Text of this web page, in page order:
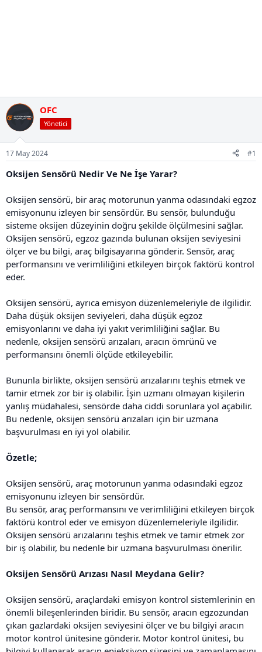
OFC
Yönetici
17 May 2024 #1
Oksijen Sensörü Nedir Ve Ne İşe Yarar?
Oksijen sensörü, bir araç motorunun yanma odasındaki egzoz
emisyonunu izleyen bir sensördür. Bu sensör, bulunduğu
sisteme oksijen düzeyinin doğru şekilde ölçülmesini sağlar.
Oksijen sensörü, egzoz gazında bulunan oksijen seviyesini
ölçer ve bu bilgi, araç bilgisayarına gönderir. Sensör, araç
performansını ve verimliliğini etkileyen birçok faktörü kontrol
eder.
Oksijen sensörü, ayrıca emisyon düzenlemeleriyle de ilgilidir.
Daha düşük oksijen seviyeleri, daha düşük egzoz
emisyonlarını ve daha iyi yakıt verimliliğini sağlar. Bu
nedenle, oksijen sensörü arızaları, aracın ömrünü ve
performansını önemli ölçüde etkileyebilir.
Bununla birlikte, oksijen sensörü arızalarını teşhis etmek ve
tamir etmek zor bir iş olabilir. İşin uzmanı olmayan kişilerin
yanlış müdahalesi, sensörde daha ciddi sorunlara yol açabilir.
Bu nedenle, oksijen sensörü arızaları için bir uzmana
başvurulması en iyi yol olabilir.
Özetle;
Oksijen sensörü, araç motorunun yanma odasındaki egzoz
emisyonunu izleyen bir sensördür.
Bu sensör, araç performansını ve verimliliğini etkileyen birçok
faktörü kontrol eder ve emisyon düzenlemeleriyle ilgilidir.
Oksijen sensörü arızalarını teşhis etmek ve tamir etmek zor
bir iş olabilir, bu nedenle bir uzmana başvurulması önerilir.
Oksijen Sensörü Arızası Nasıl Meydana Gelir?
Oksijen sensörü, araçlardaki emisyon kontrol sistemlerinin en
önemli bileşenlerinden biridir. Bu sensör, aracın egzozundan
çıkan gazlardaki oksijen seviyesini ölçer ve bu bilgiyi aracın
motor kontrol ünitesine gönderir. Motor kontrol ünitesi, bu